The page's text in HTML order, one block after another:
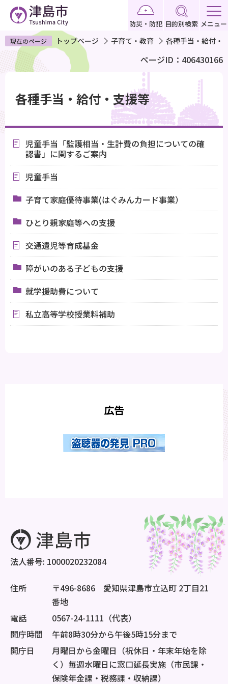
ペ
ー
ジ
で
す
防災・防犯 目的別検索 メニュー
現在のページ トップページ 子育て・教育 各種手当・給付・
ページID：406430166
各種手当・給付・支援等
児童手当「監護相当・生計費の負担についての確
認書」に関するご案内
児童手当
子育て家庭優待事業(はぐみんカード事業）
ひとり親家庭等への支援
交通遺児等育成基金
障がいのある子どもの支援
就学援助費について
私立高等学校授業料補助
広告
法人番号: 1000020232084
住所
〒496-8686 愛知県津島市立込町 2丁目21
番地
電話
0567-24-1111（代表）
開庁時間
午前8時30分から午後5時15分まで
開庁日
月曜日から金曜日（祝休日・年末年始を除
く）毎週水曜日に窓口延長実施（市民課・
保険年金課・税務課・収納課）